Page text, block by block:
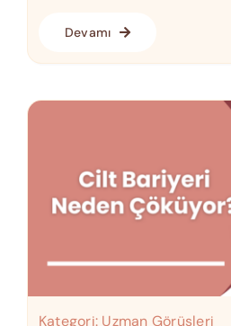
Devamı
Kategori: Uzman Görüşleri